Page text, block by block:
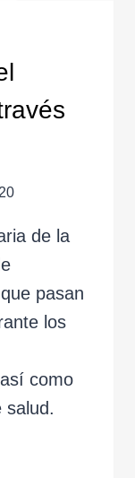
de la
pasan
los
como
salud.